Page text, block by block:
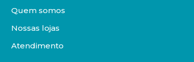
Quem somos
Nossas lojas
Atendimento